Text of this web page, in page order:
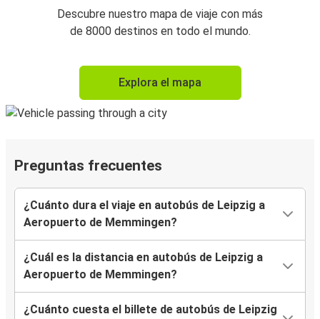
Descubre nuestro mapa de viaje con más
de 8000 destinos en todo el mundo.
Explora el mapa
Preguntas frecuentes
¿Cuánto dura el viaje en autobús de Leipzig a
Aeropuerto de Memmingen?
¿Cuál es la distancia en autobús de Leipzig a
Aeropuerto de Memmingen?
¿Cuánto cuesta el billete de autobús de Leipzig